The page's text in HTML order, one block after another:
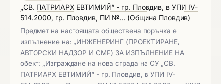
„СВ. ПАТРИАРХ ЕВТИМИЙ“ - гр. Пловдив, в УПИ IV-
514.2000, гр. Пловдив, ПИ №... (Община Пловдив)
Предмет на настоящата обществена поръчка е
изпълнение на: „ИНЖЕНЕРИНГ (ПРОЕКТИРАНЕ,
АВТОРСКИ НАДЗОР И СМР) ЗА ИЗПЪЛНЕНИЕ НА
обект: „Изграждане на нова сграда на СУ „СВ.
ПАТРИАРХ ЕВТИМИЙ“ - гр. Пловдив, в УПИ IV-